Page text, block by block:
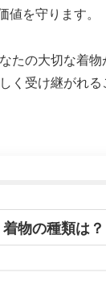
値を守ります。
たの大切な着
く受け継がれる
物の種類は？